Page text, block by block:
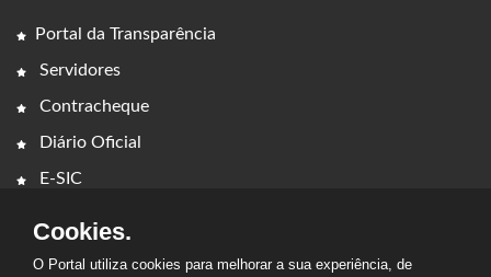
Portal da Transparência
Servidores
Contracheque
Diário Oficial
E-SIC
Cookies.
O Portal utiliza cookies para melhorar a sua experiência, de